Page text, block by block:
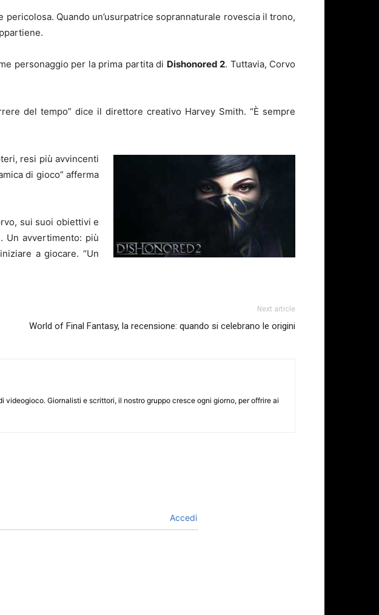
Quando un’usurpatrice soprannaturale rovescia il trono,
personaggio per la prima partita di Dishonored 2. Tuttavia, Corvo
del tempo” dice il direttore creativo Harvey Smith. “È sempre
resi più avvincenti
di gioco” afferma
sui suoi obiettivi e
Un avvertimento: più
a giocare. “Un
Next article
World of Final Fantasy, la recensione: quando si celebrano le origini
Giornalisti e scrittori, il nostro gruppo cresce ogni giorno, per offrire ai
Accedi